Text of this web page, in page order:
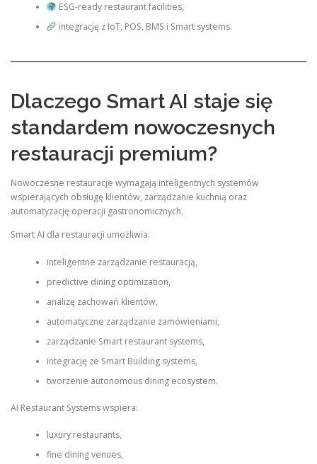
ESG-ready restaurant facilities,
integrację z IoT, POS, BMS i Smart systems.
Dlaczego Smart AI staje się
standardem nowoczesnych
restauracji premium?
Nowoczesne restauracje wymagają inteligentnych systemów
wspierających obsługę klientów, zarządzanie kuchnią oraz
automatyzację operacji gastronomicznych.
Smart AI dla restauracji umożliwia:
inteligentne zarządzanie restauracją,
predictive dining optimization,
analizę zachowań klientów,
automatyczne zarządzanie zamówieniami,
zarządzanie Smart restaurant systems,
integrację ze Smart Building systems,
tworzenie autonomous dining ecosystem.
AI Restaurant Systems wspiera:
luxury restaurants,
fine dining venues,